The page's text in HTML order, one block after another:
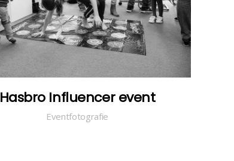
Hasbro Influencer event
Eventfotografie